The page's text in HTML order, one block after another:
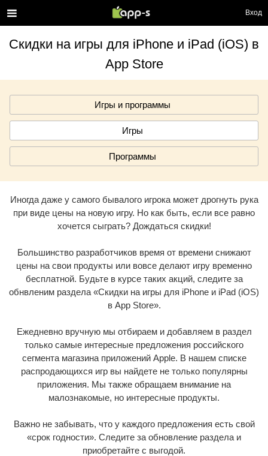
Вход
Скидки на игры для iPhone и iPad (iOS) в
App Store
Игры и программы
Игры
Программы
Иногда даже у самого бывалого игрока может дрогнуть рука
при виде цены на новую игру. Но как быть, если все равно
хочется сыграть? Дождаться скидки!
Большинство разработчиков время от времени снижают
цены на свои продукты или вовсе делают игру временно
бесплатной. Будьте в курсе таких акций, следите за
обнвленим раздела «Скидки на игры для iPhone и iPad (iOS)
в App Store».
Ежедневно вручную мы отбираем и добавляем в раздел
только самые интересные предложения российского
сегмента магазина приложений Apple. В нашем списке
распродающихся игр вы найдете не только популярны
приложения. Мы также обращаем внимание на
малознакомые, но интересные продукты.
Важно не забывать, что у каждого предложения есть свой
«срок годности». Следите за обновление раздела и
приобретайте с выгодой.